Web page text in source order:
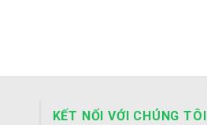
KẾT NỐI VỚI CHÚNG TÔI